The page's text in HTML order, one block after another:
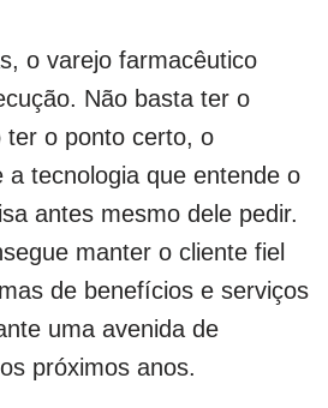
o varejo farmacêutico
Não basta ter o
ter o ponto certo, o
a tecnologia que entende o
antes mesmo dele pedir.
manter o cliente fiel
de benefícios e serviços
uma avenida de
próximos anos.